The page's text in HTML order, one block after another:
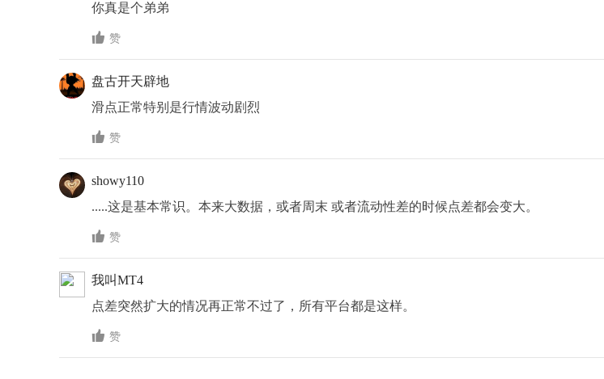
你真是个弟弟
 赞
盘古开天辟地
滑点正常特别是行情波动剧烈
 赞
showy110
.....这是基本常识。本来大数据，或者周末 或者流动性差的时候点差都会变大。
 赞
我叫MT4
点差突然扩大的情况再正常不过了，所有平台都是这样。
 赞